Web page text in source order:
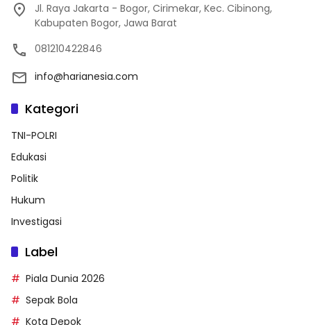
Jl. Raya Jakarta - Bogor, Cirimekar, Kec. Cibinong,
Kabupaten Bogor, Jawa Barat
081210422846
info@harianesia.com
Kategori
TNI-POLRI
Edukasi
Politik
Hukum
Investigasi
Label
Piala Dunia 2026
Sepak Bola
Kota Depok